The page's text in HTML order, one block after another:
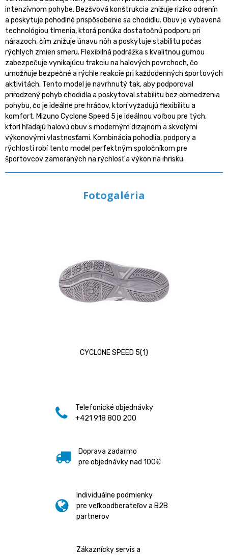
intenzívnom pohybe. Bezšvová konštrukcia znižuje riziko odrenín
a poskytuje pohodlné prispôsobenie sa chodidlu. Obuv je vybavená
technológiou tlmenia, ktorá ponúka dostatočnú podporu pri
nárazoch, čím znižuje únavu nôh a poskytuje stabilitu počas
rýchlych zmien smeru. Flexibilná podrážka s kvalitnou gumou
zabezpečuje vynikajúcu trakciu na halových povrchoch, čo
umožňuje bezpečné a rýchle reakcie pri každodenných športových
aktivitách. Tento model je navrhnutý tak, aby podporoval
prirodzený pohyb chodidla a poskytoval stabilitu bez obmedzenia
pohybu, čo je ideálne pre hráčov, ktorí vyžadujú flexibilitu a
komfort. Mizuno Cyclone Speed 5 je ideálnou voľbou pre tých,
ktorí hľadajú halovú obuv s moderným dizajnom a skvelými
výkonovými vlastnosťami. Kombinácia pohodlia, podpory a
rýchlosti robí tento model perfektným spoločníkom pre
športovcov zameraných na rýchlosť a výkon na ihrisku.
Fotogaléria
CYCLONE SPEED 5(1)
Telefonické objednávky
+421 918 800 200
Doprava zadarmo
pre objednávky nad 100€
Individuálne podmienky
pre veľkoodberateľov a B2B
partnerov
Zákaznícky servis a